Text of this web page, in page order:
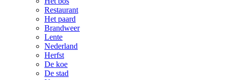
Restaurant
Het paard
Brandweer
Lente
Nederland
Herfst
De koe
De stad